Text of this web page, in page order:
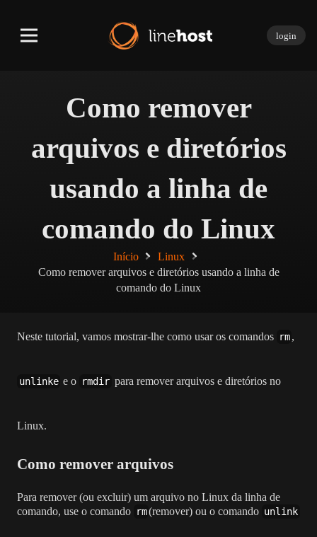
login
Como remover
arquivos e diretórios
usando a linha de
comando do Linux
Início
Linux
Como remover arquivos e diretórios usando a linha de
comando do Linux
Neste tutorial, vamos mostrar-lhe como usar os comandos rm ,
unlinke e o rmdir para remover arquivos e diretórios no
Linux.
Como remover arquivos
Para remover (ou excluir) um arquivo no Linux da linha de
comando, use o comando rm(remover) ou o comando unlink